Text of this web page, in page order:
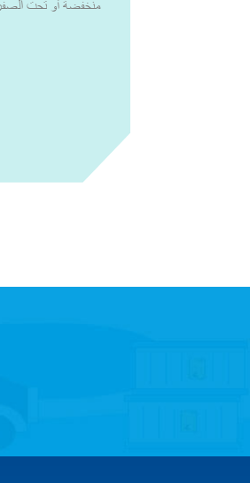
منخفضة أو تحت
2 إلى 8
أنظمة التبريد